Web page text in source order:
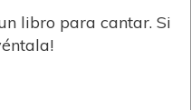
libro para cantar. Si